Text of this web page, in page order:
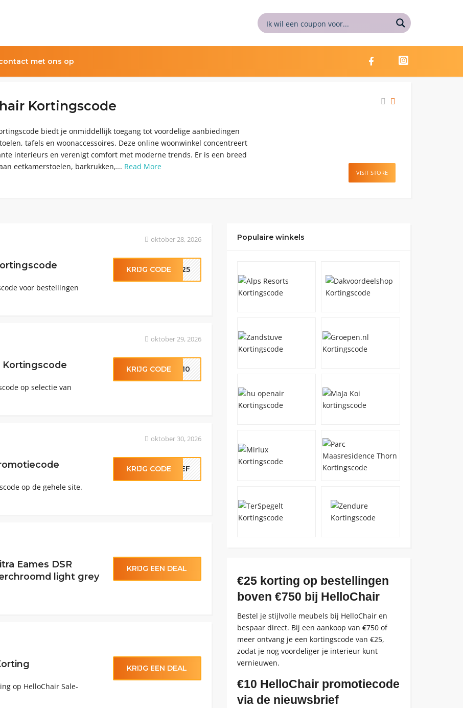
met ons op
Kortingscode
biedt je onmiddellijk toegang tot voordelige aanbiedingen
tafels en woonaccessoires. Deze online woonwinkel concentreert
interieurs en verenigt comfort met moderne trends. Er is een breed
eetkamerstoelen, barkrukken,... Read More
VISIT STORE
voor bestellingen
oktober 28, 2026
KRIJG CODE IR25
Kortingscode
op selectie van
oktober 29, 2026
KRIJG CODEom10
op de gehele site.
oktober 30, 2026
KRIJG CODE RIEF
Eames DSR
light grey
KRIJG EEN DEAL
op HelloChair Sale-
KRIJG EEN DEAL
Populaire winkels
€25 korting op bestellingen
boven €750 bij HelloChair
Bestel je stijlvolle meubels bij HelloChair en
bespaar direct. Bij een aankoop van €750 of
meer ontvang je een kortingscode van €25,
zodat je nog voordeliger je interieur kunt
vernieuwen.
€10 HelloChair promotiecode
via de nieuwsbrief